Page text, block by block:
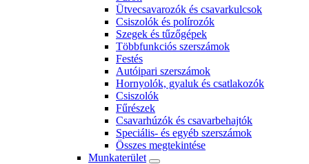
Ütvecsavarozók és csavarkulcsok
Csiszolók és polírozók
Szegek és tűzőgépek
Többfunkciós szerszámok
Festés
Autóipari szerszámok
Hornyolók, gyaluk és csatlakozók
Csiszolók
Fűrészek
Csavarhúzók és csavarbehajtók
Speciális- és egyéb szerszámok
Összes megtekintése
Munkaterület